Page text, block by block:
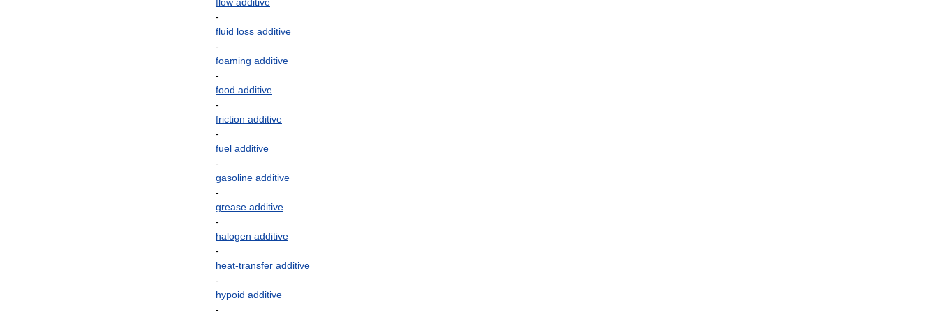
-
fluid loss additive
-
foaming additive
-
food additive
-
friction additive
-
fuel additive
-
gasoline additive
-
grease additive
-
halogen additive
-
heat-transfer additive
-
hypoid additive
-